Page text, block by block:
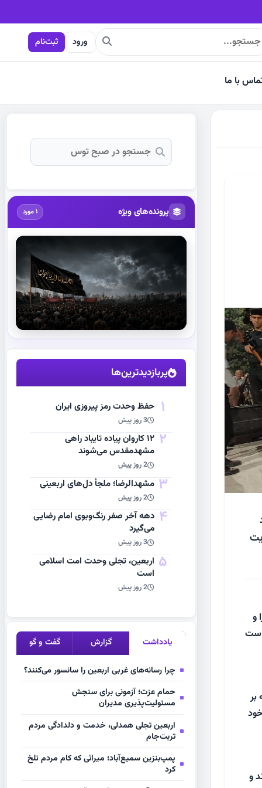
ورود ثبت‌نام
با ما
و
است
بر
و
پرونده‌های ویژه 1 مورد
مشاهده اخبار
پربازدیدترین‌ها
1 حفظ وحدت رمز پیروزی ایران
3 روز پیش
2
۱۲ کاروان پیاده تایباد راهی
مشهدمقدس می‌شوند
2 روز پیش
3 مشهد‌الرضا؛ ملجأ دل‌های اربعینی
2 روز پیش
4 دهه آخر صفر رنگ‌وبوی امام رضایی
می‌گیرد
3 روز پیش
5 اربعین، تجلی وحدت امت اسلامی
است
2 روز پیش
یادداشت گزارش گفت و گو
چرا رسانه‌های غربی اربعین را سانسور می‌کنند؟
حمام عزت؛ آزمونی برای سنجش
مسئولیت‌پذیری مدیران
اربعین تجلی همدلی، خدمت و دلدادگی مردم
تربت‌جام
پمپ‌بنزین سمیع‌آباد؛ میراثی که کام مردم تلخ
کرد